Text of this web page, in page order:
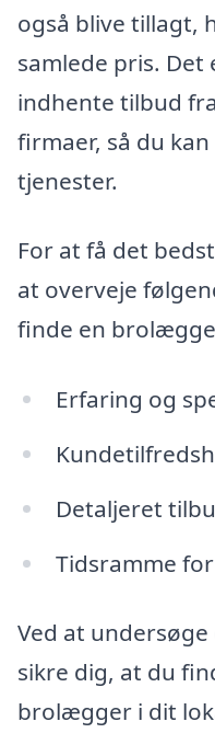
også blive tillagt,
samlede pris.
indhente tilbud
firmaer, så du
tjenester.
For at få det
at overveje
finde en
Erfaring og
Detaljeret
Tidsramme
Ved at
sikre dig, at du
brolægger i dit